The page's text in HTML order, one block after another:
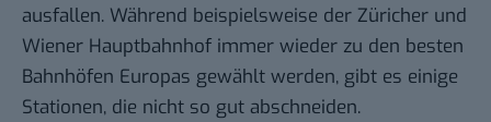
ausfallen. Während beispielsweise der Züricher und
Wiener Hauptbahnhof immer wieder zu den besten
Bahnhöfen Europas gewählt werden, gibt es einige
Stationen, die nicht so gut abschneiden.